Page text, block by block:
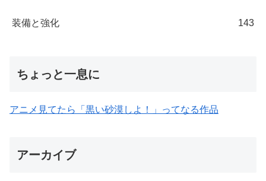
装備と強化 143
ちょっと一息に
アニメ見てたら「黒い砂漠しよ！」ってなる作品
アーカイブ